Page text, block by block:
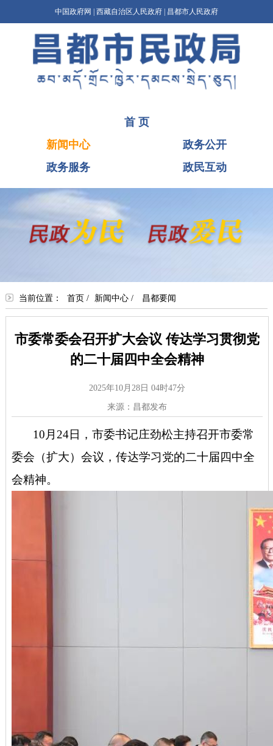
中国政府网 西藏自治区人民政府 昌都市人民政府
首 页
新闻中心
政务公开
政务服务
政民互动
当前位置： 首页 / 新闻中心/ 昌都要闻
市委常委会召开扩大会议 传达学习贯彻党
的二十届四中全会精神
2025年10月28日 04时47分
来源：昌都发布
10月24日，市委书记庄劲松主持召开市委常
委会（扩大）会议，传达学习党的二十届四中全
会精神。